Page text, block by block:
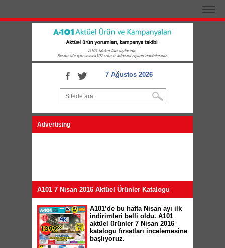
7 Ağustos 2026
Advertising
A101 7 Nisan 2016 Aktüel Ürünler Katalogu
A101’de bu hafta Nisan ayı ilk
indirimleri belli oldu. A101
aktüel ürünler 7 Nisan 2016
katalogu fırsatları incelemesine
başlıyoruz.